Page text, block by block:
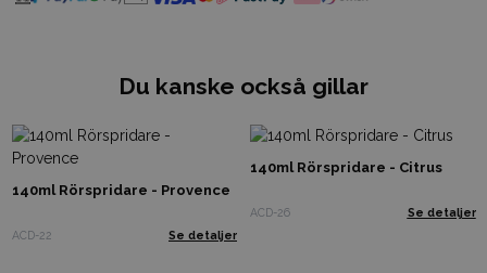
Du kanske också gillar
140ml Rörspridare - Provence
ACD-22 Se detaljer
140ml Rörspridare - Citrus
ACD-26 Se detaljer